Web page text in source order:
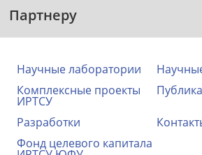
Партнеру
Научные лаборатории
Комплексные проекты
ИРТСУ
Разработки
Фонд целевого капитала